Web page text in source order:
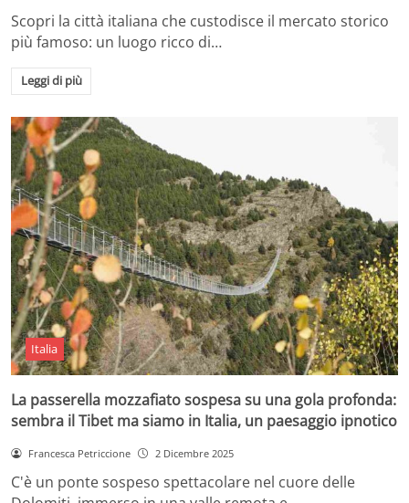
Scopri la città italiana che custodisce il mercato storico
più famoso: un luogo ricco di…
Leggi di più
Italia
La passerella mozzafiato sospesa su una gola profonda:
sembra il Tibet ma siamo in Italia, un paesaggio ipnotico
Francesca Petriccione 2 Dicembre 2025
C'è un ponte sospeso spettacolare nel cuore delle